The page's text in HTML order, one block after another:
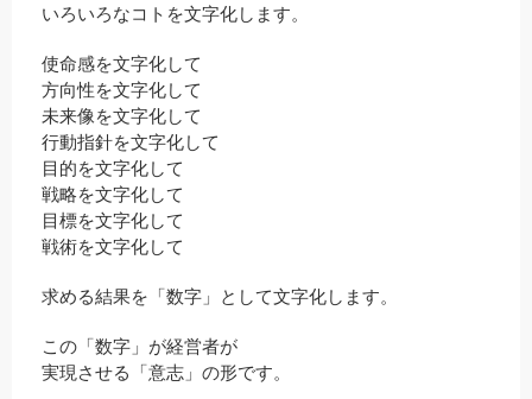
いろいろなコトを文字化します。
使命感を文字化して
方向性を文字化して
未来像を文字化して
行動指針を文字化して
目的を文字化して
戦略を文字化して
目標を文字化して
戦術を文字化して
求める結果を「数字」として文字化します。
この「数字」が経営者が
実現させる「意志」の形です。